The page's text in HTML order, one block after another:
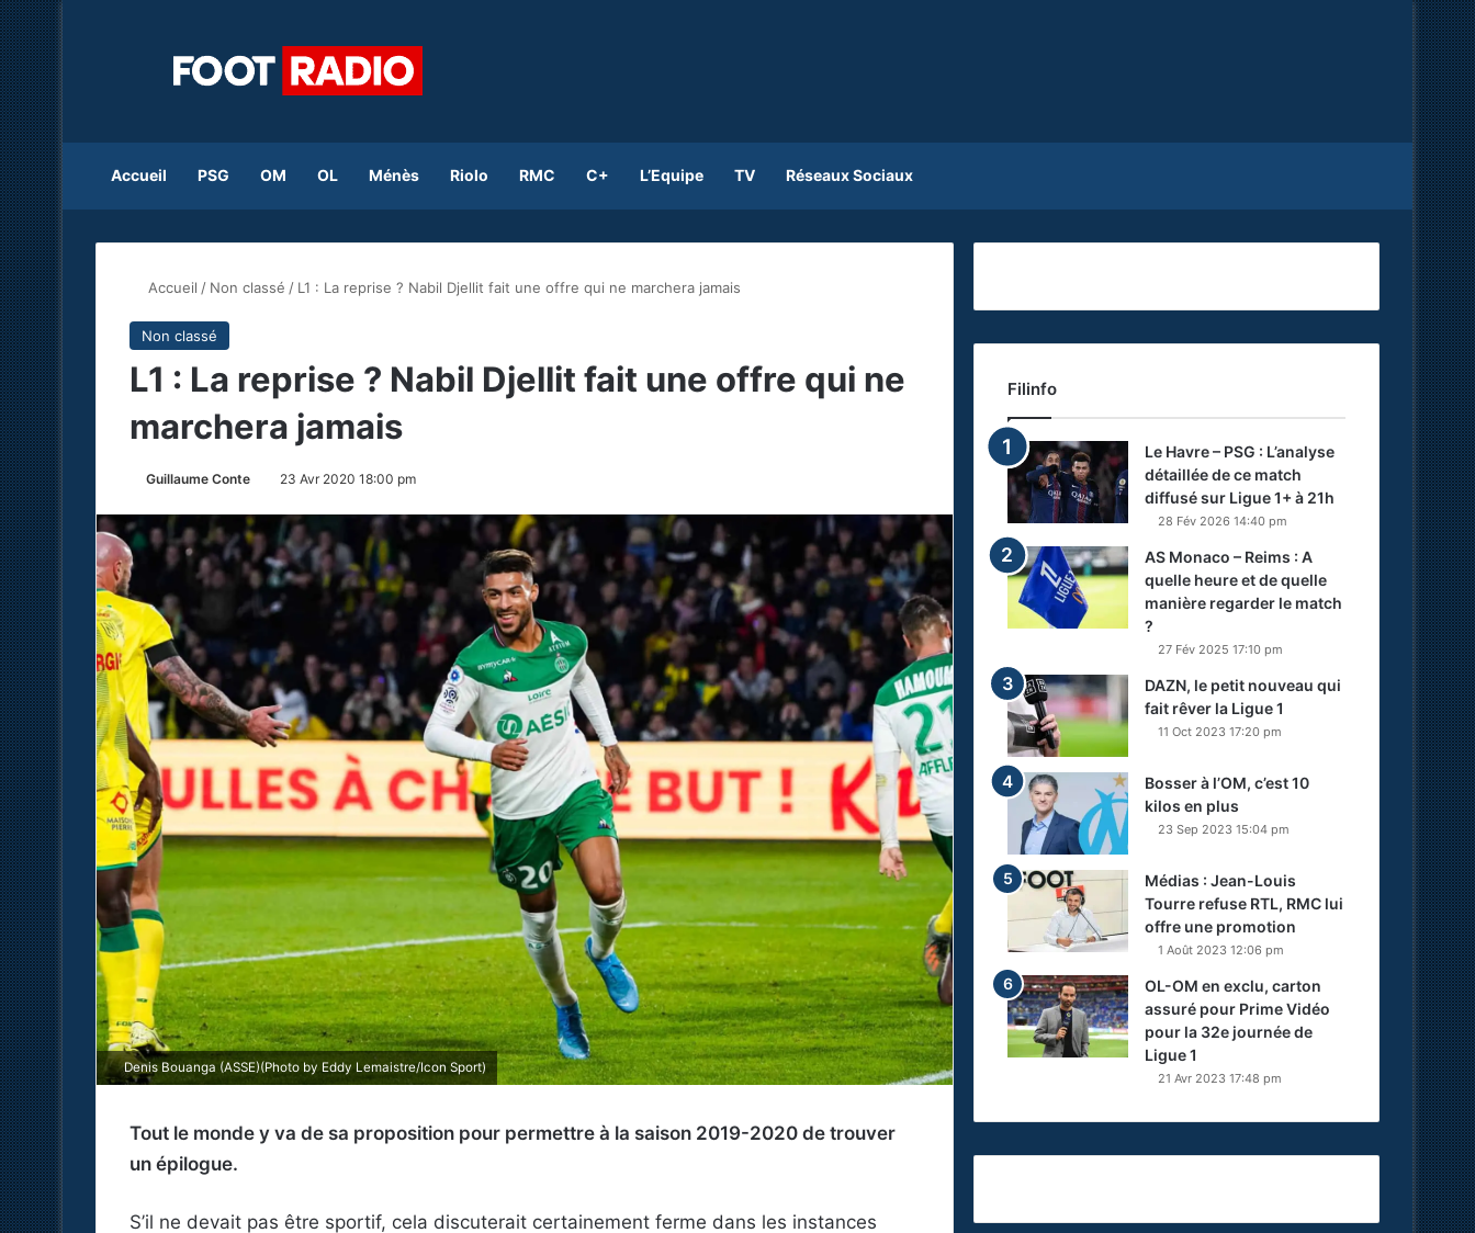
Accueil PSG OM OL Ménès Riolo RMC C+ L’Equipe TV Réseaux Sociaux
Accueil / Non classé / L1 : La reprise ? Nabil Djellit fait une offre qui ne marchera jamais
Non classé
L1 : La reprise ? Nabil Djellit fait une offre qui ne
marchera jamais
Guillaume Conte 23 Avr 2020 18:00 pm
Denis Bouanga (ASSE)(Photo by Eddy Lemaistre/Icon Sport)
Tout le monde y va de sa proposition pour permettre à la saison 2019-2020 de trouver
un épilogue.
S’il ne devait pas être sportif, cela discuterait certainement ferme dans les instances
Filinfo
Le Havre – PSG : L’analyse
détaillée de ce match
diffusé sur Ligue 1+ à 21h
28 Fév 2026 14:40 pm
AS Monaco – Reims : A
quelle heure et de quelle
manière regarder le match
?
27 Fév 2025 17:10 pm
DAZN, le petit nouveau qui
fait rêver la Ligue 1
11 Oct 2023 17:20 pm
Bosser à l’OM, c’est 10
kilos en plus
23 Sep 2023 15:04 pm
Médias : Jean-Louis
Tourre refuse RTL, RMC lui
offre une promotion
1 Août 2023 12:06 pm
OL-OM en exclu, carton
assuré pour Prime Vidéo
pour la 32e journée de
Ligue 1
21 Avr 2023 17:48 pm